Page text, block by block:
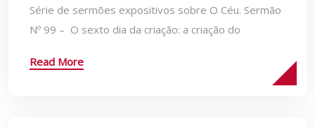
Série de sermões expositivos sobre O Céu. Sermão
Nº 99 – O sexto dia da criação: a criação do
Read More